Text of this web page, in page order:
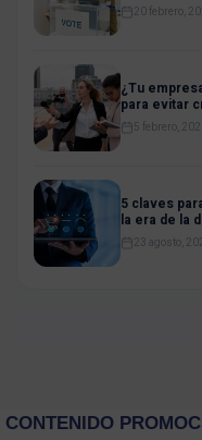
20 febrero,
¿Tu
para evitar
5 febrero,
5 claves
la era de la
23 agosto,